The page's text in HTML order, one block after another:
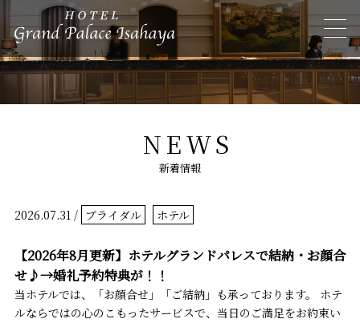
NEWS
新着情報
2026.07.31 / ブライダル ホテル
【2026年8月更新】ホテルグランドパレスで結納・お顔合
せ♪→婚礼予約特典が！！
当ホテルでは、「お顔合せ」「ご結納」も承っております。 ホテ
ルならではの心のこもったサービスで、当日のご満足をお約束い